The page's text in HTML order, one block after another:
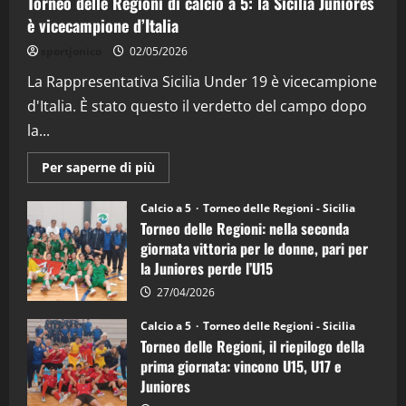
"SportEmpire" in Podcast
“SportEmpire” in Podcast: 26^ Puntata
08/04/2026
è vicecampione d’Italia
02/05/2026
La Rappresentativa Sicilia Under 19 è vicecampione
d'Italia. È stato questo il verdetto del campo dopo
la...
Per saperne di più
informazioni
Torneo
delle
Regioni
di
calcio
a
5:
la
Juniores
è
vicecampione
d’Italia
Calcio a 5 Torneo delle Regioni - Sicilia
Torneo delle Regioni: nella seconda
giornata vittoria per le donne, pari per
la Juniores perde l’U15
27/04/2026
Calcio a 5 Torneo delle Regioni - Sicilia
Torneo delle Regioni, il riepilogo della
prima giornata: vincono U15, U17 e
Juniores